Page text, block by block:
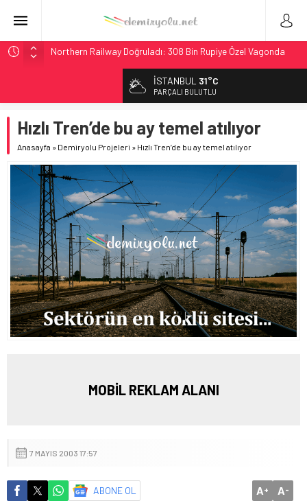
Northern Railway Doğruladı: 308 Bin Rupiye Özel Vagonda
Chicago’da Metra Polisi BVLOS Drone’larla Müdahale
NJ Transit’ten Tarihi Bütçe: 46 Yılın Rekoru Onaylandı
Rocky Mountain, Güneş Enerjili Tesisten İlk Rayı Sevk Etti
İSTANBUL 31°C
PARÇALI BULUTLU
Hızlı Tren’de bu ay temel atılıyor
Anasayfa » Demiryolu Projeleri » Hızlı Tren’de bu ay temel atılıyor
MOBİL REKLAM ALANI
7 MAYIS 2003 17:57
ABONE OL A+ A-